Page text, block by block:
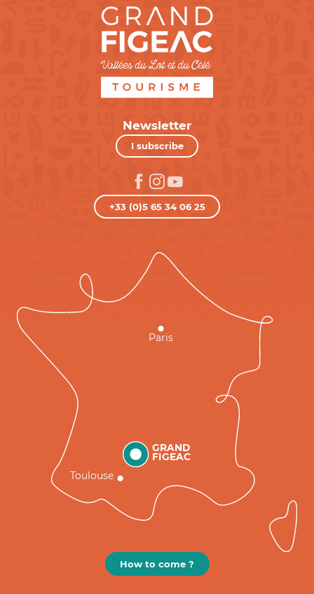
Newsletter
I subscribe
+33 (0)5 65 34 06 25
GRAND
FIGEAC
Toulouse
Paris
How to come ?